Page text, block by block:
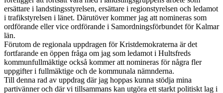
ersättare i landstingsstyrelsen, ersättare i regionstyrelsen och ledamot
i trafikstyrelsen i länet. Därutöver kommer jag att nomineras som
ordförande eller vice ordförande i Samordningsförbundet för Kalmar
län.
Förutom de regionala uppdragen för Kristdemokraterna är det
fortfarande en öppen fråga om jag som ledamot i Hultsfreds
kommunfullmäktige också kommer att nomineras för några fler
uppgifter i fullmäktige och de kommunala nämnderna.
Till denna rad av uppdrag där jag hoppas kunna stödja mina
partivänner och där vi tillsammans kan utgöra ett starkt politiskt lag i